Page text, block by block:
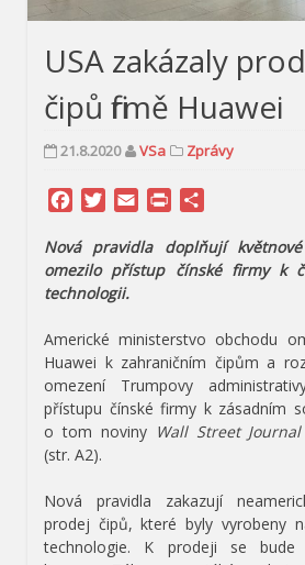
USA zakázaly
čipů firmě Huawei
21.8.2020 VSa Zprávy
Facebook
Twitter
Email Print
Nová pravidla doplňují
omezilo přístup čínské firmy k
technologii.
Americké ministerstvo obchodu
Huawei k zahraničním čipům a
omezení Trumpovy
přístupu čínské firmy k zásadním
o tom noviny Wall Street Journal
(str. A2).
Nová pravidla zakazují
prodej čipů, které byly vyrobeny
technologie. K prodeji se bude